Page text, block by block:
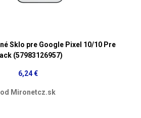
Sklo pre Google Pixel 10/10 Pre
(57983126957)
6,24 €
od Mironetcz.sk